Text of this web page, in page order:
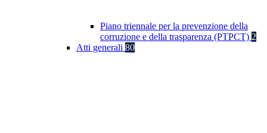
Piano triennale per la prevenzione della
corruzione e della trasparenza (PTPCT) 2
Atti generali 80